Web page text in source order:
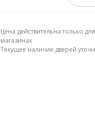
Цена действительна только
магазинах
Текущее наличие дверей